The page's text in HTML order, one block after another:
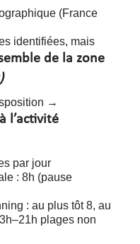
(France
identifiées, mais
de la zone
→
l’activité
par jour
: 8h (pause
: au plus tôt 8, au
plages non